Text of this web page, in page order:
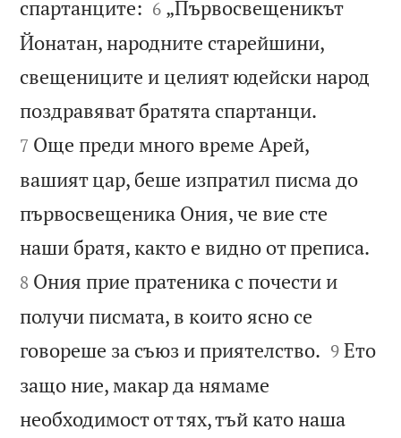
спартанците: 

6 „Първосвещеникът
Йонатан, народните старейшини,
свещениците и целият юдейски народ
поздравяват братята спартанци.
7 Още преди много време Арей,
вашият цар, беше изпратил писма до
първосвещеника Ония, че вие сте
наши братя, както е видно от преписа.
8 Ония прие пратеника с почести и
получи писмата, в които ясно се
говореше за съюз и приятелство. 

9 Ето
защо ние, макар да нямаме
необходимост от тях, тъй като наша